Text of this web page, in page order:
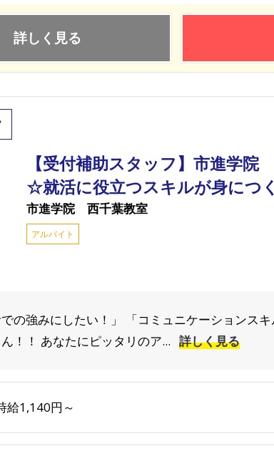
詳しく見る
【受付補助スタッフ】市進学
☆就活に役立つスキルが身につ
市進学院 西千葉教室
アルバイト
での強みにしたい！」 「コミュニケーションス
！！ あなたにピッタリのア... 詳しく見る
給1,140円～